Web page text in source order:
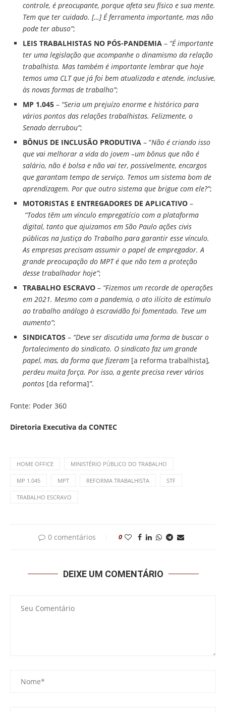
controle, é preocupante, porque afeta seu físico e sua mente.
Tem que ter cuidado. […] É ferramenta importante, mas não
pode ter abuso”;
LEIS TRABALHISTAS NO PÓS-PANDEMIA – “É importante
ter uma legislação que acompanhe o dinamismo da relação
trabalhista. Mas também é importante lembrar que hoje
temos uma CLT que já foi bem atualizada e atende, inclusive,
às novas formas de trabalho”;
MP 1.045 – “Seria um prejuízo enorme e histórico para
vários pontos das relações trabalhistas. Felizmente, o
Senado derrubou”;
BÔNUS DE INCLUSÃO PRODUTIVA – “Não é criando isso
que vai melhorar a vida do jovem –um bônus que não é
salário, não é bolsa e não vai ter, possivelmente, encargos
que garantam tempo de serviço. Temos um sistema bom de
aprendizagem. Por que outro sistema que brigue com ele?”;
MOTORISTAS E ENTREGADORES DE APLICATIVO –
“Todos têm um vínculo empregatício com a plataforma
digital, tanto que ajuizamos em São Paulo ações civis
públicas na Justiça do Trabalho para garantir esse vínculo.
As empresas precisam assumir o papel de empregador. A
grande preocupação do MPT é que não tem a proteção
desse trabalhador hoje”;
TRABALHO ESCRAVO – “Fizemos um recorde de operações
em 2021. Mesmo com a pandemia, o ato ilícito de estímulo
ao trabalho análogo à escravidão foi fomentado. Teve um
aumento”;
SINDICATOS – “Deve ser discutida uma forma de buscar o
fortalecimento do sindicato. O sindicato faz um grande
papel, mas, da forma que fizeram [a reforma trabalhista],
perdeu muita força. Por isso, a gente precisa rever vários
pontos [da reforma]”.
Fonte: Poder 360
Diretoria Executiva da CONTEC
HOME OFFICE MINISTÉRIO PÚBLICO DO TRABALHO
MP 1.045 MPT REFORMA TRABALHISTA STF
TRABALHO ESCRAVO
0 comentários 0
DEIXE UM COMENTÁRIO